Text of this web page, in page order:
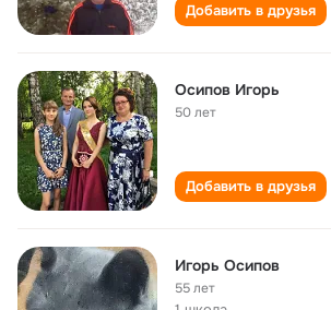
Добавить в друзья
Осипов Игорь
50 лет
Добавить в друзья
Игорь Осипов
55 лет